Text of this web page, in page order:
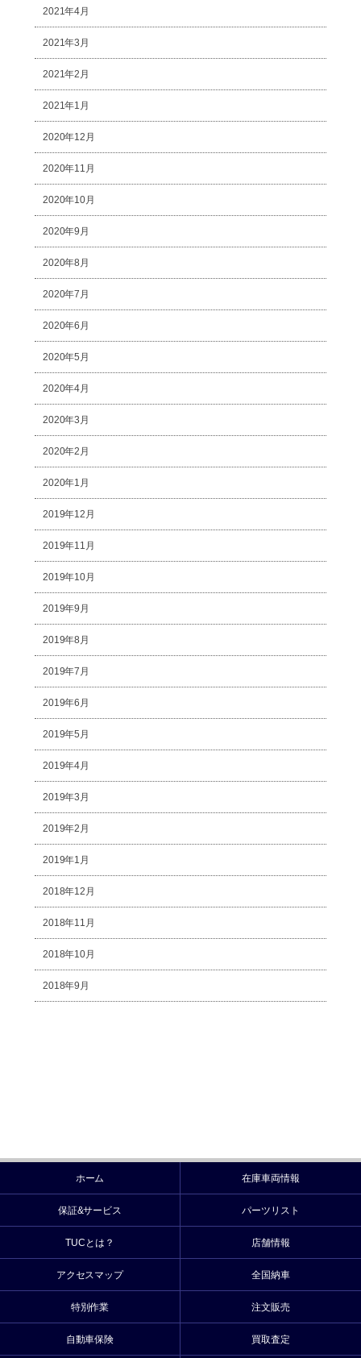
2021年4月
2021年3月
2021年2月
2021年1月
2020年12月
2020年11月
2020年10月
2020年9月
2020年8月
2020年7月
2020年6月
2020年5月
2020年4月
2020年3月
2020年2月
2020年1月
2019年12月
2019年11月
2019年10月
2019年9月
2019年8月
2019年7月
2019年6月
2019年5月
2019年4月
2019年3月
2019年2月
2019年1月
2018年12月
2018年11月
2018年10月
2018年9月
ホーム 在庫車両情報
保証&サービス パーツリスト
TUCとは？ 店舗情報
アクセスマップ 全国納車
特別作業 注文販売
自動車保険 買取査定